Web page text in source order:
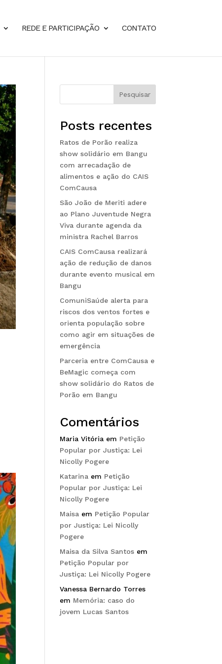
REDE E PARTICIPAÇÃO CONTATO
Pesquisar
Posts recentes
Ratos de Porão realiza
show solidário em Bangu
com arrecadação de
alimentos e ação do CAIS
ComCausa
São João de Meriti adere
ao Plano Juventude Negra
Viva durante agenda da
ministra Rachel Barros
CAIS ComCausa realizará
ação de redução de danos
durante evento musical em
Bangu
ComuniSaúde alerta para
riscos dos ventos fortes e
orienta população sobre
como agir em situações de
emergência
Parceria entre ComCausa e
BeMagic começa com
show solidário do Ratos de
Porão em Bangu
Comentários
Maria Vitória em Petição
Popular por Justiça: Lei
Nicolly Pogere
Katarina em Petição
Popular por Justiça: Lei
Nicolly Pogere
Maisa em Petição Popular
por Justiça: Lei Nicolly
Pogere
Maisa da Silva Santos em
Petição Popular por
Justiça: Lei Nicolly Pogere
Vanessa Bernardo Torres
em Memória: caso do
jovem Lucas Santos